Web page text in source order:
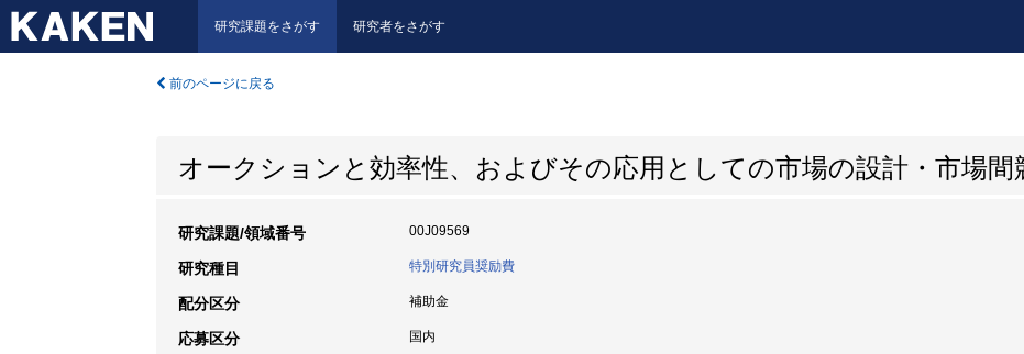
研究課題をさがす 研究者をさがす
前のページに戻る
オークションと効率性、およびその応用としての市場の設計・市場間
研究課題/領域番号 00J09569
研究種目 特別研究員奨励費
配分区分 補助金
応募区分 国内